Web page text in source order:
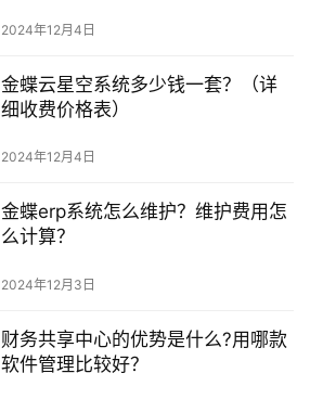
2024年12月4日
金蝶云星空系统多少钱一套？（详
细收费价格表）
2024年12月4日
金蝶erp系统怎么维护？维护费用怎
么计算？
2024年12月3日
财务共享中心的优势是什么?用哪款
软件管理比较好？